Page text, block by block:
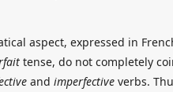
aspect, expressed in
tense, do not completely
and imperfective verbs.